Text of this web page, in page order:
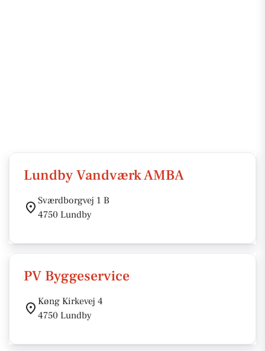
Lundby Vandværk AMBA
Sværdborgvej 1 B
4750 Lundby
PV Byggeservice
Køng Kirkevej 4
4750 Lundby